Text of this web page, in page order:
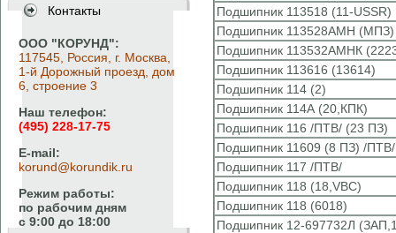
Контакты
ООО "КОРУНД":
117545, Россия, г. Москва,
1-й Дорожный проезд, дом
6, строение 3
Наш телефон:
(495) 228-17-75
E-mail:
korund@korundik.ru
Режим работы:
по рабочим дням
с 9:00 до 18:00
Подшипник 113518 (11-USSR)
Подшипник 113528АМН (МПЗ)
Подшипник 113532АМНК
Подшипник 113616 (13614)
Подшипник 114 (2)
Подшипник 114А (20,КПК)
Подшипник 116 /ПТВ/ (23 ПЗ)
Подшипник 11609 (8 ПЗ) /ПТВ/
Подшипник 117 /ПТВ/
Подшипник 118 (18,VBC)
Подшипник 118 (6018)
Подшипник 12-697732Л